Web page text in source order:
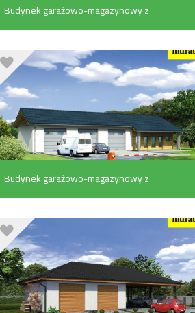
Budynek garażowo-magazynowy z
pom. pomocniczymi (113.7 m²)
Budynek garażowo-magazynowy z
pom. pomocniczymi (160.2 m²)